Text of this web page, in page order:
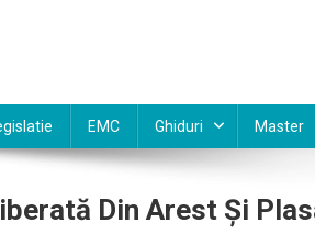
EMC Ghiduri Master
Din Arest Şi